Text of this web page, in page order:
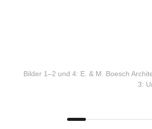
Bilder 1–2 und 4: E. & M. Boesch
3: